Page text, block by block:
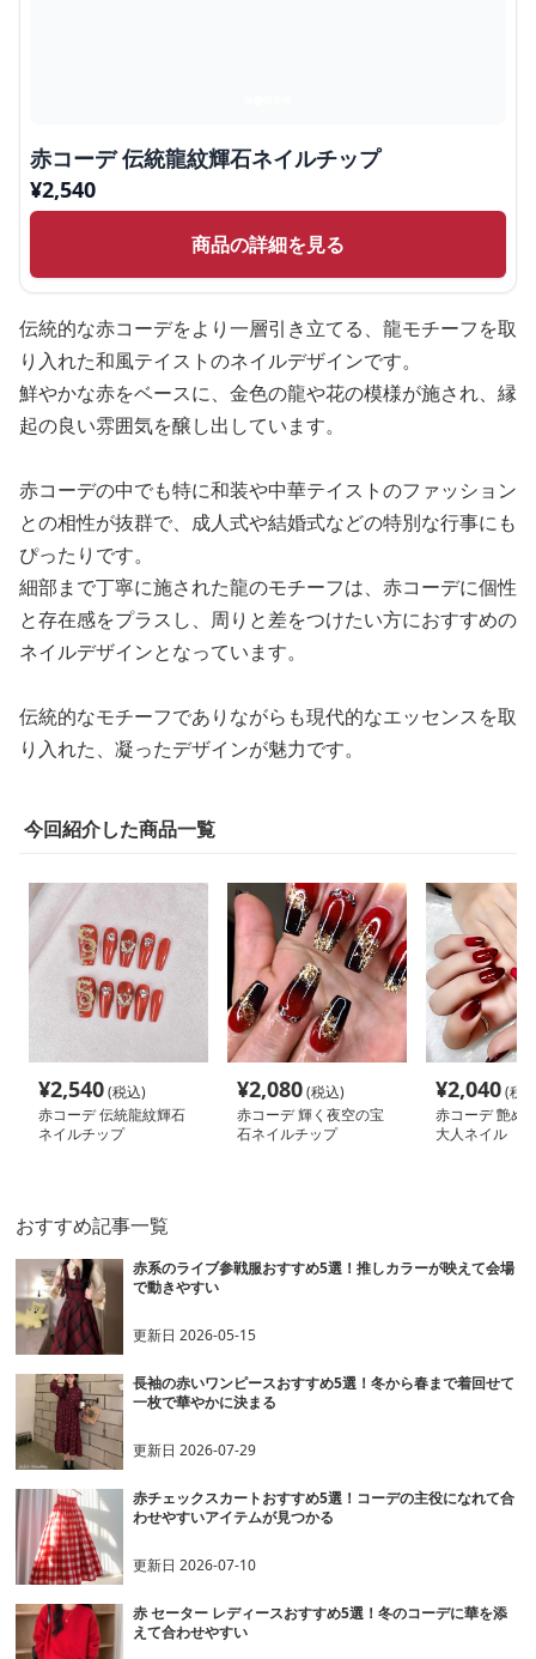
赤コーデ 伝統龍紋輝石ネイルチップ
¥2,540
商品の詳細を見る
伝統的な赤コーデをより一層引き立てる、龍モチーフを取
り入れた和風テイストのネイルデザインです。
鮮やかな赤をベースに、金色の龍や花の模様が施され、縁
起の良い雰囲気を醸し出しています。
赤コーデの中でも特に和装や中華テイストのファッション
との相性が抜群で、成人式や結婚式などの特別な行事にも
ぴったりです。
細部まで丁寧に施された龍のモチーフは、赤コーデに個性
と存在感をプラスし、周りと差をつけたい方におすすめの
ネイルデザインとなっています。
伝統的なモチーフでありながらも現代的なエッセンスを取
り入れた、凝ったデザインが魅力です。
今回紹介した商品一覧
¥2,540(税込)
赤コーデ 伝統龍紋輝石
ネイルチップ
¥2,080(税込)
赤コーデ 輝く夜空の宝
石ネイルチップ
¥2,040(税
赤コーデ 艶め
大人ネイル
おすすめ記事一覧
赤系のライブ参戦服おすすめ5選！推しカラーが映えて会場
で動きやすい
更新日2026-05-15
長袖の赤いワンピースおすすめ5選！冬から春まで着回せて
一枚で華やかに決まる
更新日2026-07-29
赤チェックスカートおすすめ5選！コーデの主役になれて合
わせやすいアイテムが見つかる
更新日2026-07-10
赤 セーター レディースおすすめ5選！冬のコーデに華を添
えて合わせやすい